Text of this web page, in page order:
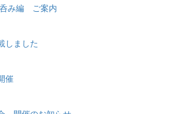
み編 ご案内
しました
催